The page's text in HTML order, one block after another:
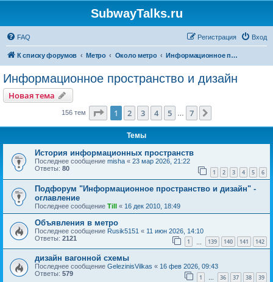
SubwayTalks.ru
FAQ Вход
Регистрация
К списку форумов Метро Около метро Информационное пространство и дизайн
Информационное пространство и дизайн
Новая тема
156 тем Страница из
1 2 3 4 5 7
Темы
История информационных пространств
Последнее сообщение misha « 23 мар 2026, 21:22
Ответы: 80 1 2 3 4 5 6
Подфорум "Информационное пространство и дизайн" -
оглавление
Последнее сообщение Till « 16 дек 2010, 18:49
Объявления в метро
Последнее сообщение Rusik5151 « 11 июн 2026, 14:10
Ответы: 2121 1 139 140 141 142
дизайн вагонной схемы
Последнее сообщение GelezinisVilkas « 16 фев 2026, 09:43
Ответы: 579 1 … 36 37 38 39